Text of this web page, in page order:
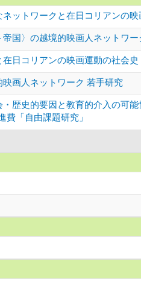
ットワークと在日コリアンの
国〉の越境的映画人ネットワ
日コリアンの映画運動の社会史
画人ネットワーク 若手研究
歴史的要因と教育的介入の可
「自由課題研究」